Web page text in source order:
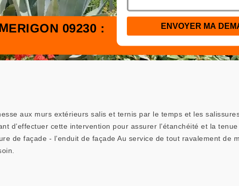
09230 :
aux murs extérieurs salis et ternis par le temps et les
d’effectuer cette intervention pour assurer l’étanchéité et la tenue
de façade - l’enduit de façade Au service de tout ravalement de